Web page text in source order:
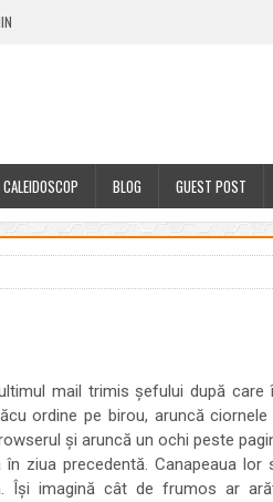
CALEIDOSCOP BLOG GUEST POST
mail trimis șefului după care
ordine pe birou, aruncă ciornele
și aruncă un ochi peste
ziua precedentă. Canapeaua lor
Își imagină cât de frumos ar